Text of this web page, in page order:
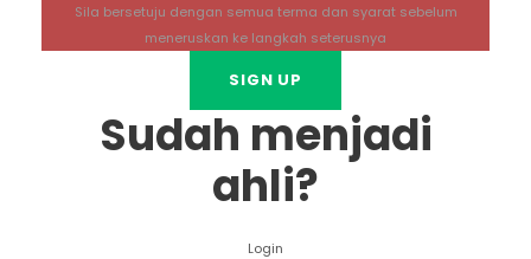
Sila bersetuju dengan semua terma dan syarat sebelum
meneruskan ke langkah seterusnya
Sudah menjadi
ahli?
Login